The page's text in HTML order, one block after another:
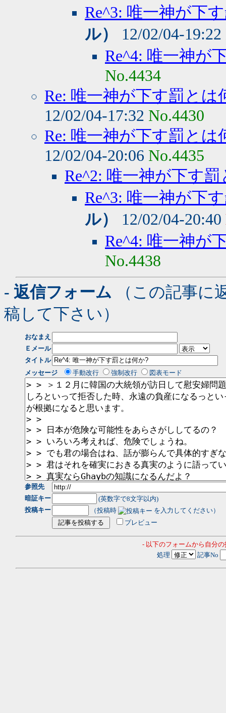
Re^3: 唯一神が下
ル）
12/02/04-19:22
Re^4: 唯一神が
No.4434
Re: 唯一神が下す罰とは
12/02/04-17:32 No.4430
Re: 唯一神が下す罰とは
12/02/04-20:06 No.4435
Re^2: 唯一神が下す
Re^3: 唯一神が下
ル）
12/02/04-20:40
Re^4: 唯一神が
No.4438
- 返信フォーム （この記事に
稿して下さい）
おなまえ
Ｅメール
タイトル
メッセージ
手動改行 強制改行 図表モード
参照先
暗証キー
(英数字で8文字以内)
投稿キー
（投稿時
を入力してください）
プレビュー
- 以下のフォームから自分
処理
記事No